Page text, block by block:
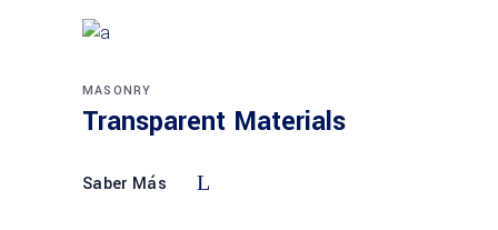
MASONRY
Transparent Materials
Saber Más